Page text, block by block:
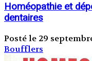
Homéopathie et
dentaires
Posté le 29
Boufflers